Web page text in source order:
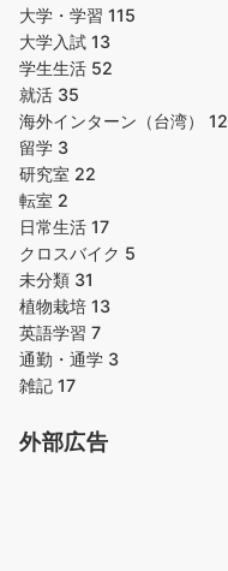
大学・学習 115
大学入試 13
学生生活 52
就活 35
海外インターン（台湾） 12
留学 3
研究室 22
転室 2
日常生活 17
クロスバイク 5
未分類 31
植物栽培 13
英語学習 7
通勤・通学 3
雑記 17
外部広告